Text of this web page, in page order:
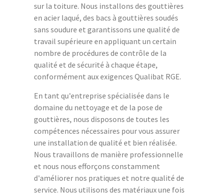
sur la toiture. Nous installons des gouttières
en acier laqué, des bacs à gouttières soudés
sans soudure et garantissons une qualité de
travail supérieure en appliquant un certain
nombre de procédures de contrôle de la
qualité et de sécurité à chaque étape,
conformément aux exigences Qualibat RGE.
En tant qu'entreprise spécialisée dans le
domaine du nettoyage et de la pose de
gouttières, nous disposons de toutes les
compétences nécessaires pour vous assurer
une installation de qualité et bien réalisée.
Nous travaillons de manière professionnelle
et nous nous efforçons constamment
d'améliorer nos pratiques et notre qualité de
service. Nous utilisons des matériaux une fois